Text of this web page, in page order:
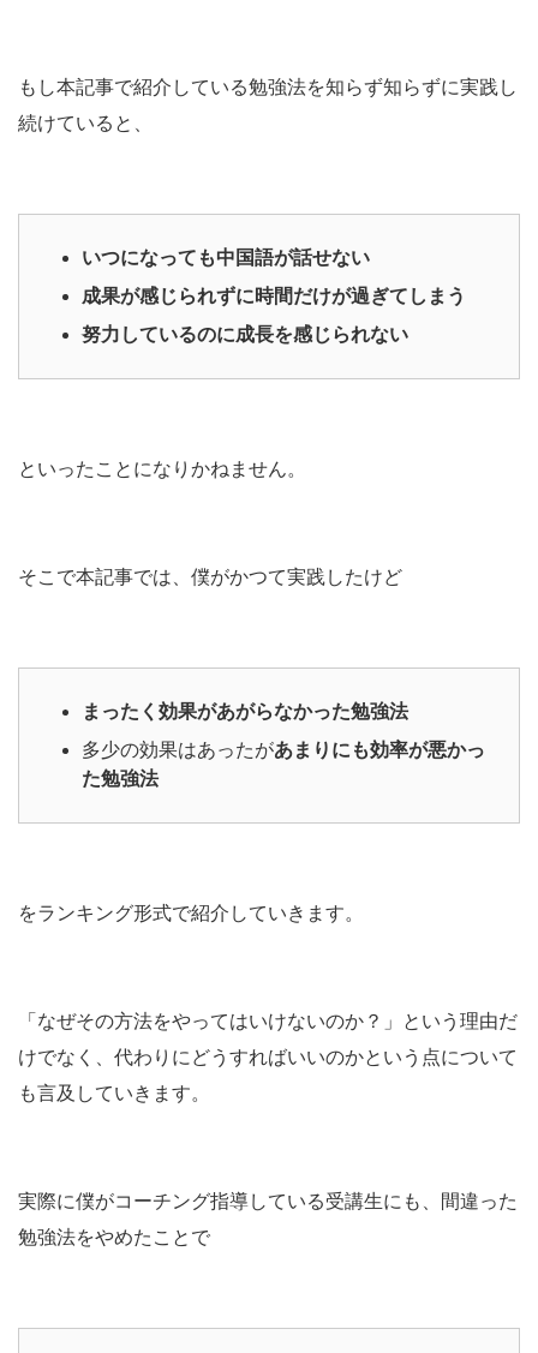
もし本記事で紹介している勉強法を知らず知らずに実践し
続けていると、
いつになっても中国語が話せない
成果が感じられずに時間だけが過ぎてしまう
努力しているのに成長を感じられない
といったことになりかねません。
そこで本記事では、僕がかつて実践したけど
まったく効果があがらなかった勉強法
多少の効果はあったがあまりにも効率が悪かっ
た勉強法
をランキング形式で紹介していきます。
「なぜその方法をやってはいけないのか？」という理由だ
けでなく、代わりにどうすればいいのかという点について
も言及していきます。
実際に僕がコーチング指導している受講生にも、間違った
勉強法をやめたことで